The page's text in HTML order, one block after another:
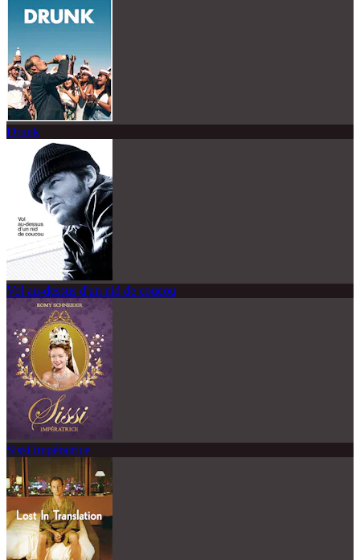
Drunk
Vol au-dessus d'un nid de coucou
Sissi Impératrice